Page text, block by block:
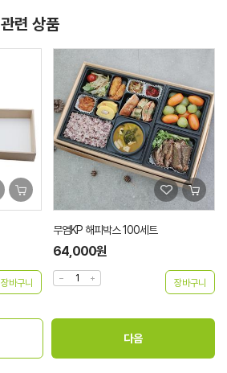
관련 상품
무염KP 해피박스 100세트
64,000원